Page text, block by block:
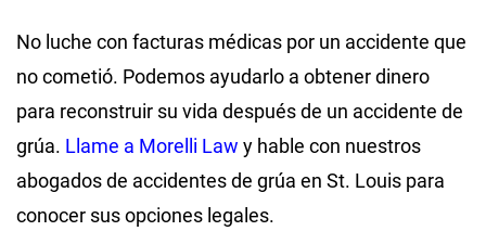
No luche con facturas médicas por un accidente que
no cometió. Podemos ayudarlo a obtener dinero
para reconstruir su vida después de un accidente de
grúa. Llame a Morelli Law y hable con nuestros
abogados de accidentes de grúa en St. Louis para
conocer sus opciones legales.